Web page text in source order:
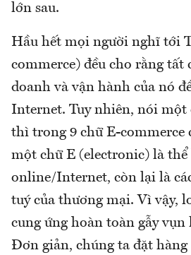
lớn sau.
Hầu hết mọi người nghĩ tới
commerce) đều cho rằng tất
doanh và vận hành của nó
Internet. Tuy nhiên, nói một
thì trong 9 chữ E-commerce
một chữ E (electronic) là
online/Internet, còn lại là
tuý của thương mại. Vì vậy,
cung ứng hoàn toàn gẫy
Đơn giản, chúng ta đặt hàng